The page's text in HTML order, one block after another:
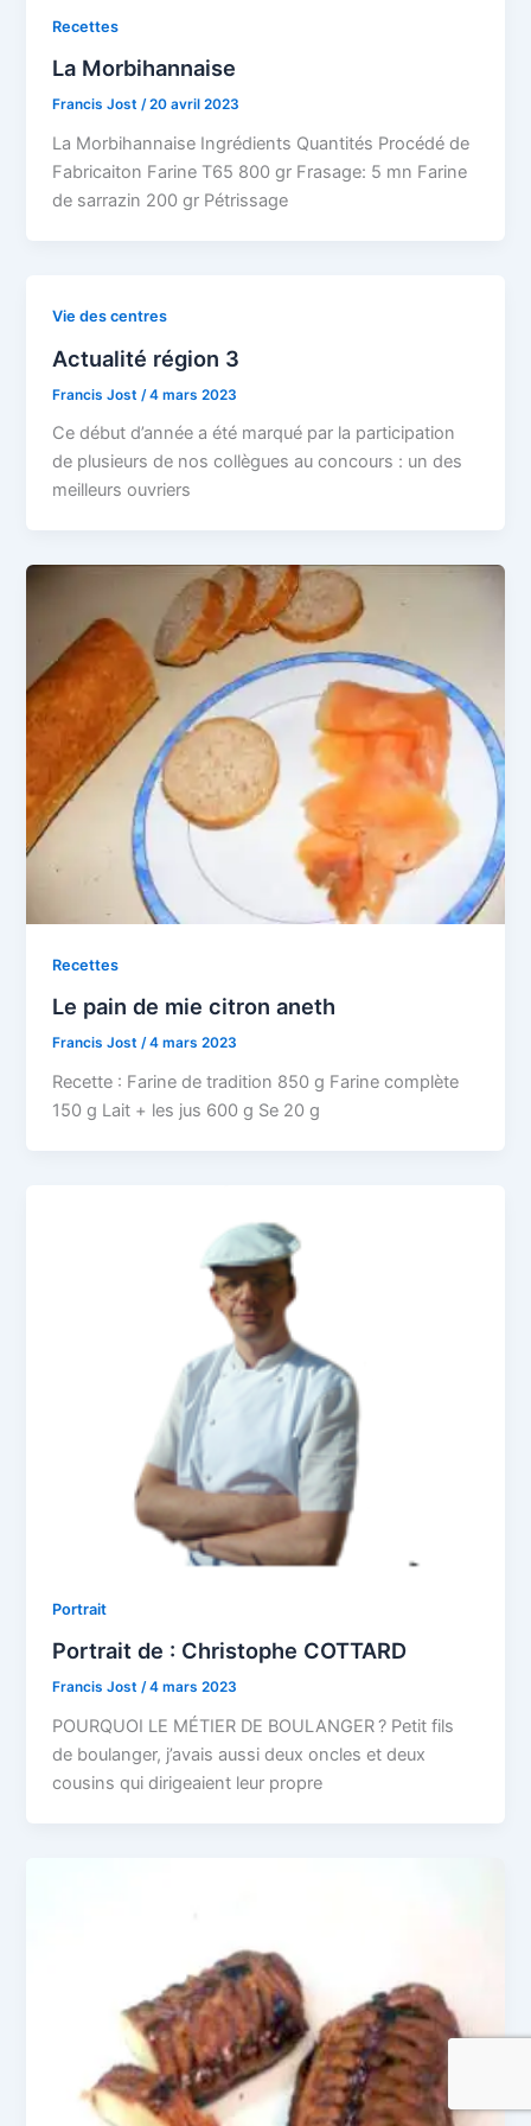
Recettes
La Morbihannaise
Francis Jost/20 avril 2023
La Morbihannaise Ingrédients Quantités Procédé de
Fabricaiton Farine T65 800 gr Frasage: 5 mn Farine
de sarrazin 200 gr Pétrissage
Vie des centres
Actualité région 3
Francis Jost /4 mars 2023
Ce début d’année a été marqué par la participation
de plusieurs de nos collègues au concours : un des
meilleurs ouvriers
Recettes
Le pain de mie citron aneth
Francis Jost/4 mars 2023
Recette : Farine de tradition 850 g Farine complète
150 g Lait + les jus 600 g Se 20 g
Portrait
Portrait de : Christophe COTTARD
Francis Jost/4 mars 2023
POURQUOI LE MÉTIER DE BOULANGER ? Petit fils
de boulanger, j’avais aussi deux oncles et deux
cousins qui dirigeaient leur propre